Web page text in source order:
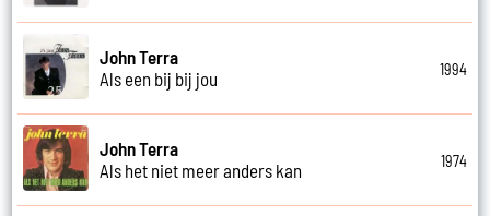
John Terra
Als een bij bij jou
1994
John Terra
Als het niet meer anders kan
1974